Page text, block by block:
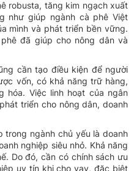
robusta, tăng kim ngạch xuất
như giúp ngành cà phê Việt
mình và phát triển bền vững.
đã giúp cho nông dân và
cần tạo điều kiện để người
vốn, có khả năng trữ hàng,
hóa. Việc linh hoạt của ngân
triển cho nông dân, doanh
trong ngành chủ yếu là doanh
nghiệp siêu nhỏ. Khả năng
Do đó, cần có chính sách ưu
uy tín khi cho vay, đặc biệt